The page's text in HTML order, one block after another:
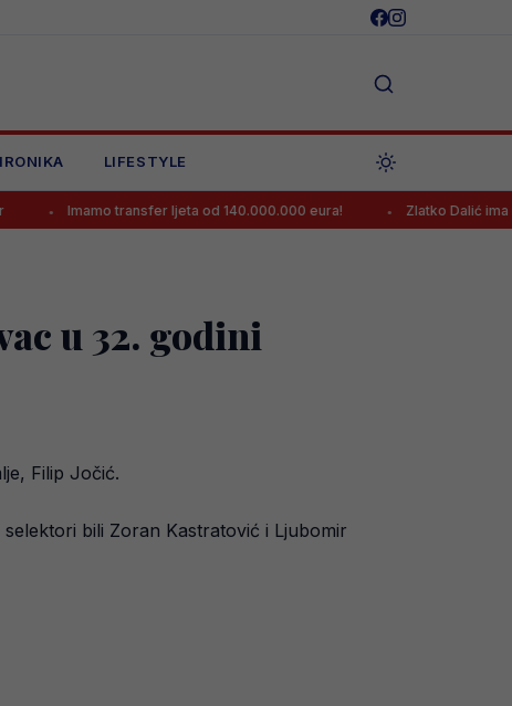
LIFESTYLE
transfer ljeta od 140.000.000 eura! Zlatko Dalić ima novi
u 32. godini
Filip Jočić.
bili Zoran Kastratović i Ljubomir